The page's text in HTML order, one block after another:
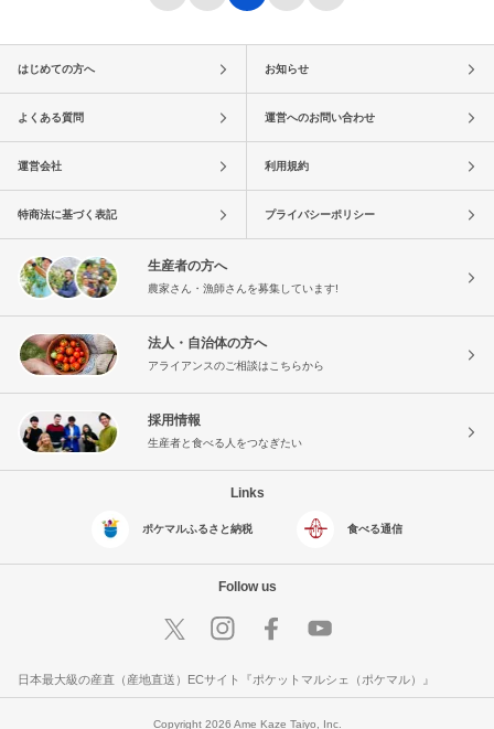
はじめての方へ お知らせ
よくある質問 運営へのお問い合わせ
運営会社 利用規約
特商法に基づく表記 プライバシーポリシー
生産者の方へ
農家さん・漁師さんを募集しています!
法人・自治体の方へ
アライアンスのご相談はこちらから
採用情報
生産者と食べる人をつなぎたい
Links
ポケマルふるさと納税 食べる通信
Follow us
日本最大級の産直（産地直送）ECサイト『ポケットマルシェ（ポケマル）』
Copyright 2026 Ame Kaze Taiyo, Inc.